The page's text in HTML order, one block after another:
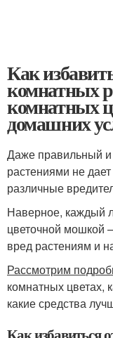
Как
комнатных
комнатных
домашних
Даже правильный
растениями не
различные
Наверное, каждый
цветочной мошкой
вред растениям и
Рассмотрим
комнатных цветах,
какие средства